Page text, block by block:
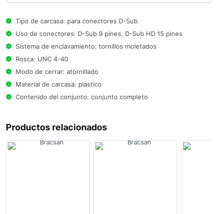
Tipo de carcasa: para conectores D-Sub
Uso de conectores: D-Sub 9 pines, D-Sub HD 15 pines
Sistema de enclavamiento: tornillos moletados
Rosca: UNC 4-40
Modo de cerrar: atornillado
Material de carcasa: plastico
Contenido del conjunto: conjunto completo
Productos relacionados